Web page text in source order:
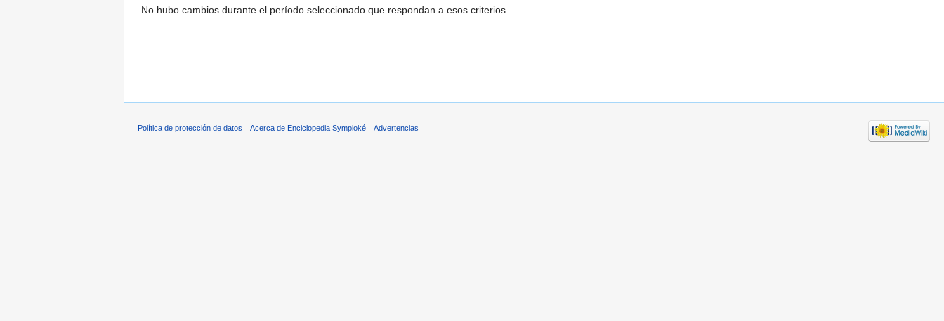
No hubo cambios durante el período seleccionado que respondan a esos criterios.
Política de protección de datos Acerca de Enciclopedia Symploké Advertencias